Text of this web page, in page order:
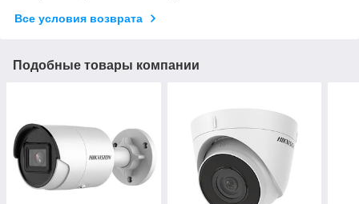
Все условия возврата
Подобные товары компании